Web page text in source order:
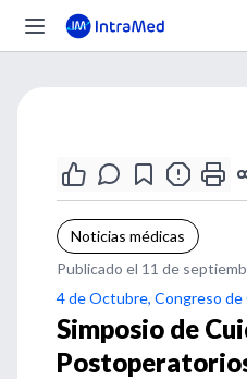
Noticias médicas
Publicado el 11 de
4 de Octubre, Congreso de
Simposio de